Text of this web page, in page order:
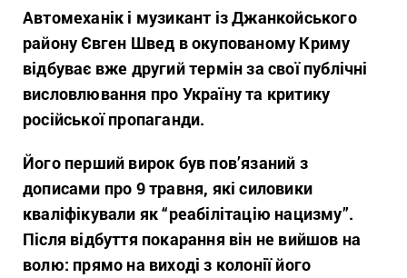
Автомеханік і музикант із Джанкойського
району Євген Швед в окупованому Криму
відбуває вже другий термін за своїпублічні
висловлювання про Україну та критику
російської пропаганди.
Його перший вирок був пов’язаний з
дописами про 9 травня, які силовики
кваліфікували як “реабілітацію нацизму”.
Після відбуття покарання він не вийшов на
волю: прямо на виході з колонії його